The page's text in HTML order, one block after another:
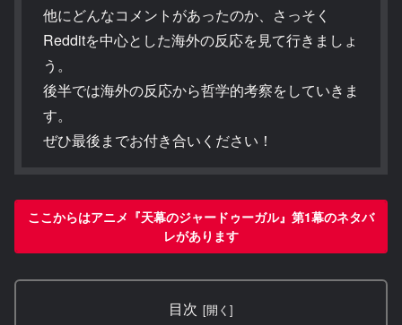
他にどんなコメントがあったのか、さっそく
Redditを中心とした海外の反応を見て行きましょ
う。
後半では海外の反応から哲学的考察をしていきま
す。
ぜひ最後までお付き合いください！
ここからはアニメ『天幕のジャードゥーガル』第1幕のネタバ
レがあります
目次